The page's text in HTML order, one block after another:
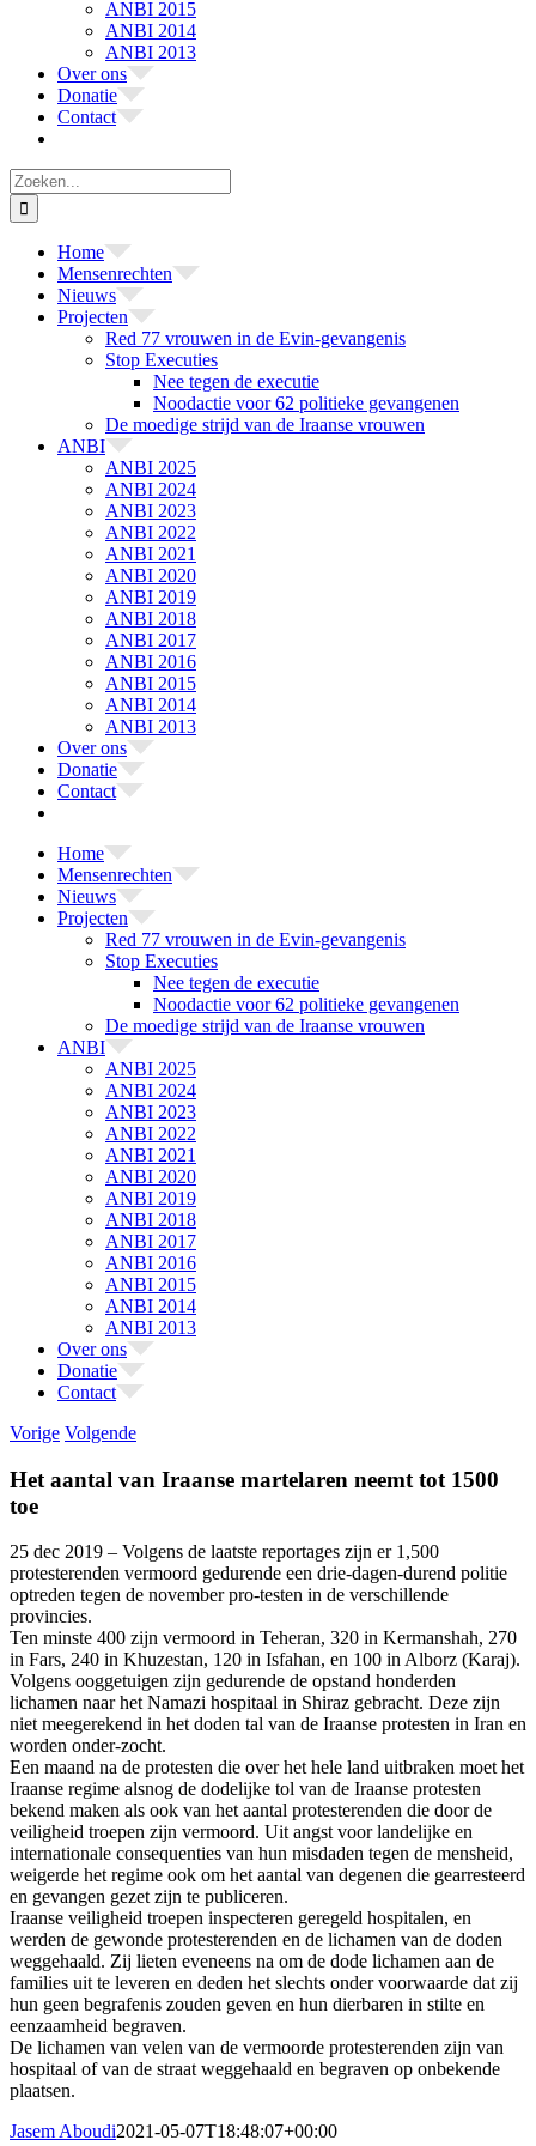
ANBI 2015
ANBI 2014
ANBI 2013
Over ons
Donatie
Contact
Zoeken
naar:
Home
Mensenrechten
Nieuws
Projecten
Red 77 vrouwen in de Evin-gevangenis
Stop Executies
Nee tegen de executie
Noodactie voor 62 politieke gevangenen
De moedige strijd van de Iraanse vrouwen
ANBI
ANBI 2025
ANBI 2024
ANBI 2023
ANBI 2022
ANBI 2021
ANBI 2020
ANBI 2019
ANBI 2018
ANBI 2017
ANBI 2016
ANBI 2015
ANBI 2014
ANBI 2013
Over ons
Donatie
Contact
Home
Mensenrechten
Nieuws
Projecten
Red 77 vrouwen in de Evin-gevangenis
Stop Executies
Nee tegen de executie
Noodactie voor 62 politieke gevangenen
De moedige strijd van de Iraanse vrouwen
ANBI
ANBI 2025
ANBI 2024
ANBI 2023
ANBI 2022
ANBI 2021
ANBI 2020
ANBI 2019
ANBI 2018
ANBI 2017
ANBI 2016
ANBI 2015
ANBI 2014
ANBI 2013
Over ons
Donatie
Contact
Vorige Volgende
Het aantal van Iraanse martelaren neemt tot 1500
toe
25 dec 2019 – Volgens de laatste reportages zijn er 1,500
protesterenden vermoord gedurende een drie-dagen-durend politie
optreden tegen de november pro-testen in de verschillende
provincies.
Ten minste 400 zijn vermoord in Teheran, 320 in Kermanshah, 270
in Fars, 240 in Khuzestan, 120 in Isfahan, en 100 in Alborz (Karaj).
Volgens ooggetuigen zijn gedurende de opstand honderden
lichamen naar het Namazi hospitaal in Shiraz gebracht. Deze zijn
niet meegerekend in het doden tal van de Iraanse protesten in Iran en
worden onder-zocht.
Een maand na de protesten die over het hele land uitbraken moet het
Iraanse regime alsnog de dodelijke tol van de Iraanse protesten
bekend maken als ook van het aantal protesterenden die door de
veiligheid troepen zijn vermoord. Uit angst voor landelijke en
internationale consequenties van hun misdaden tegen de mensheid,
weigerde het regime ook om het aantal van degenen die gearresteerd
en gevangen gezet zijn te publiceren.
Iraanse veiligheid troepen inspecteren geregeld hospitalen, en
werden de gewonde protesterenden en de lichamen van de doden
weggehaald. Zij lieten eveneens na om de dode lichamen aan de
families uit te leveren en deden het slechts onder voorwaarde dat zij
hun geen begrafenis zouden geven en hun dierbaren in stilte en
eenzaamheid begraven.
De lichamen van velen van de vermoorde protesterenden zijn van
hospitaal of van de straat weggehaald en begraven op onbekende
plaatsen.
Jasem Aboudi2021-05-07T18:48:07+00:00